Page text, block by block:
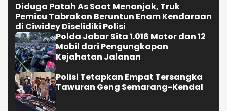
Diduga Patah As Saat Menanjak, Truk
Pemicu Tabrakan Beruntun Enam Kendaraan
di Ciwidey Diselidiki Polisi
Polda Jabar Sita 1.016 Motor dan 12
Mobil dari Pengungkapan
Kejahatan Jalanan
Polisi Tetapkan Empat Tersangka
Tawuran Geng Semarang-Kendal